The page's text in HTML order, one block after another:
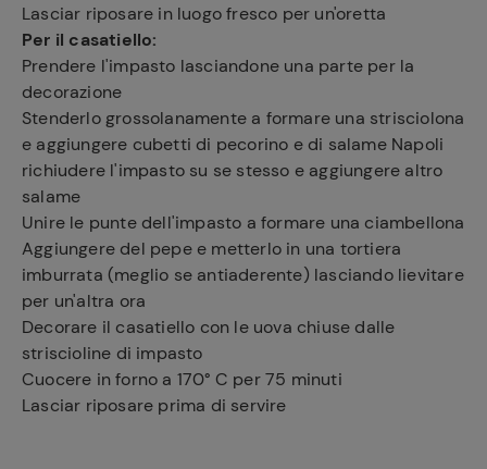
Lasciar riposare in luogo fresco per un'oretta
Per il casatiello:
Prendere l'impasto lasciandone una parte per la
decorazione
Stenderlo grossolanamente a formare una strisciolona
e aggiungere cubetti di pecorino e di salame Napoli
richiudere l'impasto su se stesso e aggiungere altro
salame
Unire le punte dell'impasto a formare una ciambellona
Aggiungere del pepe e metterlo in una tortiera
imburrata (meglio se antiaderente) lasciando lievitare
per un'altra ora
Decorare il casatiello con le uova chiuse dalle
striscioline di impasto
Cuocere in forno a 170° C per 75 minuti
Lasciar riposare prima di servire